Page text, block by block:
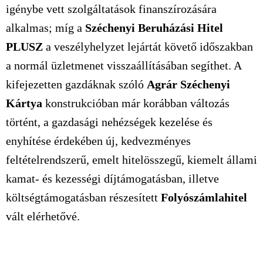
igénybe vett szolgáltatások finanszírozására
alkalmas; míg a Széchenyi Beruházási Hitel
PLUSZ a veszélyhelyzet lejártát követő időszakban
a normál üzletmenet visszaállításában segíthet. A
kifejezetten gazdáknak szóló Agrár Széchenyi
Kártya konstrukcióban már korábban változás
történt, a gazdasági nehézségek kezelése és
enyhítése érdekében új, kedvezményes
feltételrendszerű, emelt hitelösszegű, kiemelt állami
kamat- és kezességi díjtámogatásban, illetve
költségtámogatásban részesített Folyószámlahitel
vált elérhetővé.